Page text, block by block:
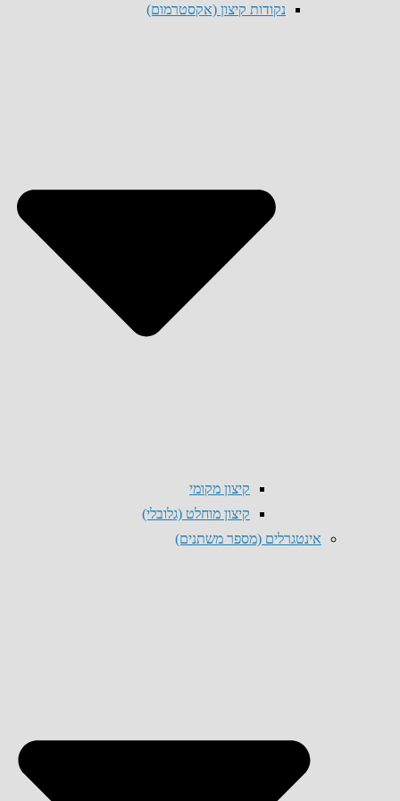
נקודות קיצון (אקסטרמום)
קיצון מקומי
קיצון מוחלט (גלובלי)
אינטגרלים (מספר משתנים)